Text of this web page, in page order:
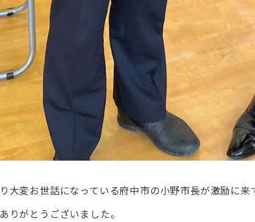
大変お世話になっている府中市の小野市長が激励に来
りがとうございました。